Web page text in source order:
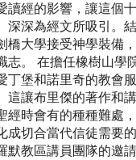
讀經的影響，讓這個
深深為經文所吸引。
橋大學接受神學裝備
志。 在擔任橡樹山學
丁堡和諾里奇的教會
這讓布里傑的著作和
經時會有的種種難處
成切合當代信徒需要
默教區講員團隊的邀